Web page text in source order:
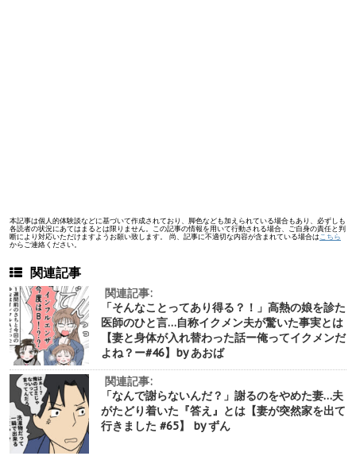
本記事は個人的体験談などに基づいて作成されており、脚色なども加えられている場合もあり、必ずしも
各読者の状況にあてはまるとは限りません。この記事の情報を用いて行動される場合、ご自身の責任と判
断により対応いただけますようお願い致します。 尚、記事に不適切な内容が含まれている場合はこちら
からご連絡ください。
関連記事
関連記事:
「そんなことってあり得る？！」高熱の娘を診た
医師のひと言…自称イクメン夫が驚いた事実とは
【妻と身体が入れ替わった話ー俺ってイクメンだ
よね？ー#46】by あおば
関連記事:
「なんで謝らないんだ？」謝るのをやめた妻…夫
がたどり着いた『答え』とは【妻が突然家を出て
行きました #65】 by ずん